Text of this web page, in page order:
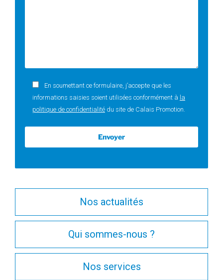
En soumettant ce formulaire, j’accepte que les
informations saisies soient utilisées conformément à la
politique de confidentialité du site de Calais Promotion.
Nos actualités
Qui sommes-nous ?
Nos services